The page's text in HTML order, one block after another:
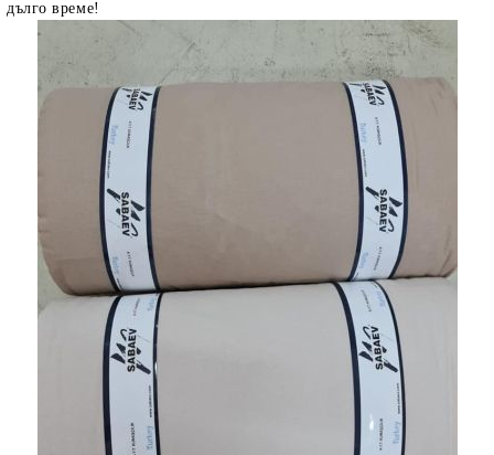
дълго време!